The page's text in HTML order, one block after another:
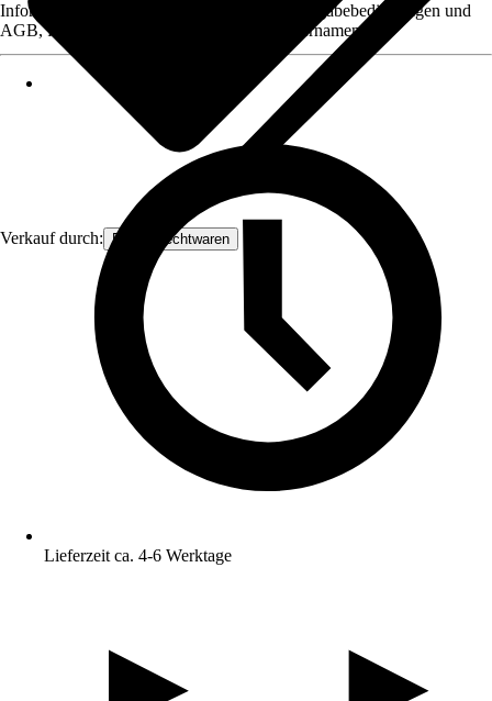
Verkauf durch: Frank Flechtwaren
Informationen des Verkäufers, wie z. B. Rückgabebedingungen und
AGB, finden Sie bei Klick auf den Verkäufernamen.
Lieferzeit ca. 4-6 Werktage